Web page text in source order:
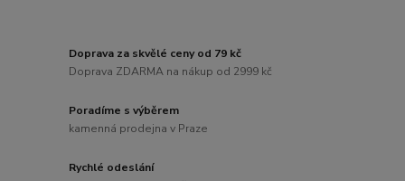
Doprava za skvělé ceny od 79 kč
Doprava ZDARMA na nákup od 2999 kč
Poradíme s výběrem
kamenná prodejna v Praze
Rychlé odeslání